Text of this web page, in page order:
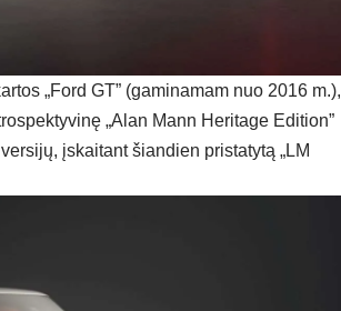
„Ford GT” (gaminamam nuo 2016 m.),
„Alan Mann Heritage Edition”
įskaitant šiandien pristatytą „LM